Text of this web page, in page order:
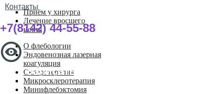
Контакты
+7(8142) 44-55-88
Записаться на прием
Приём у хирурга
Лечение вросшего
ногтя
О флебологии
Эндовенозная лазерная
коагуляция
Склеротерапия
Микросклеротерапия
Минифлебэктомия